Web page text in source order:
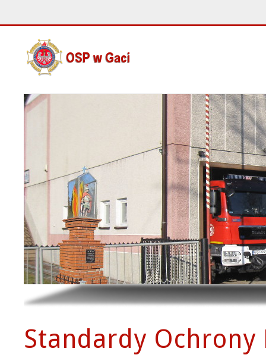
Standardy Ochrony